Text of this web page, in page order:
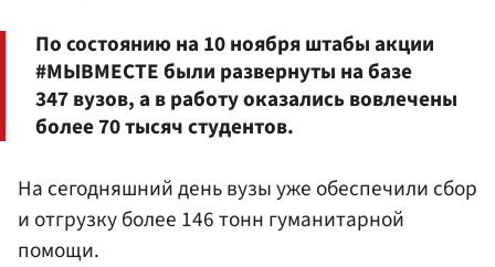
По состоянию на 10 ноября штабы акции
#МЫВМЕСТЕ были развернуты на базе
347 вузов, а в работу оказались вовлечены
более 70 тысяч студентов.
На сегодняшний день вузы уже обеспечили сбор
и отгрузку более 146 тонн гуманитарной
помощи.